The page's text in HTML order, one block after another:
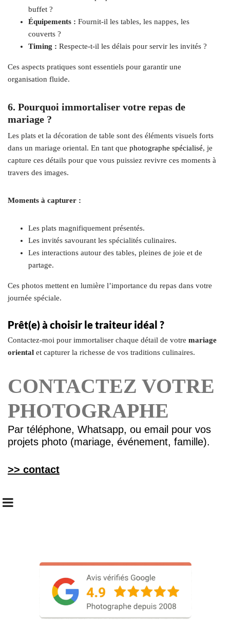
buffet ?
Équipements : Fournit-il les tables, les nappes, les
couverts ?
Timing : Respecte-t-il les délais pour servir les invités ?
Ces aspects pratiques sont essentiels pour garantir une
organisation fluide.
6. Pourquoi immortaliser votre repas de
mariage ?
Les plats et la décoration de table sont des éléments visuels forts
dans un mariage oriental. En tant que photographe spécialisé, je
capture ces détails pour que vous puissiez revivre ces moments à
travers des images.
Moments à capturer :
Les plats magnifiquement présentés.
Les invités savourant les spécialités culinaires.
Les interactions autour des tables, pleines de joie et de
partage.
Ces photos mettent en lumière l’importance du repas dans votre
journée spéciale.
Prêt(e) à choisir le traiteur idéal ?
Contactez-moi pour immortaliser chaque détail de votre mariage
oriental et capturer la richesse de vos traditions culinaires.
CONTACTEZ VOTRE
PHOTOGRAPHE
Par téléphone, Whatsapp, ou email pour vos
projets photo (mariage, événement, famille).
>> contact